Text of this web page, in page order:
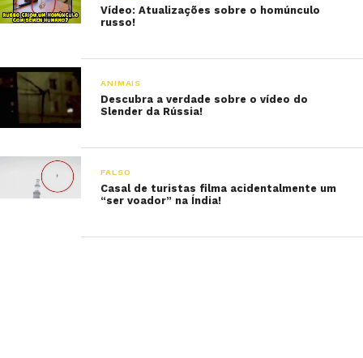
Vídeo: Atualizações sobre o homúnculo
russo!
ANIMAIS
Descubra a verdade sobre o vídeo do
Slender da Rússia!
FALSO
Casal de turistas filma acidentalmente um
“ser voador” na Índia!